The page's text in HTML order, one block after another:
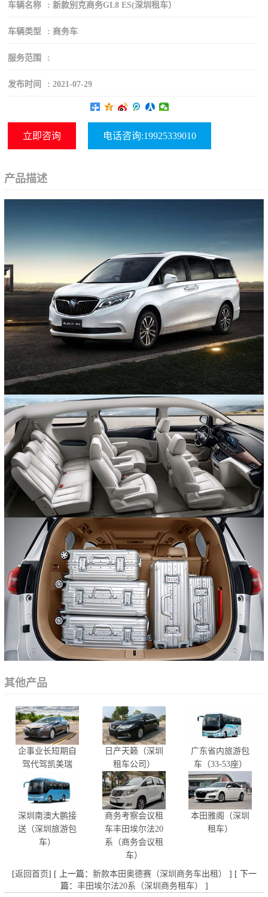
车辆名称 : 新款别克商务GL8 ES(深圳租车）
车辆类型 : 商务车
服务范围 :
发布时间 : 2021-07-29
立即咨询 电话咨询:19925339010
产品描述
其他产品
企事业长短期自
驾代驾凯美瑞
日产天籁（深圳
租车公司）
广东省内旅游包
车（33-53座）
深圳南澳大鹏接
送（深圳旅游包
车）
商务考察会议租
车丰田埃尔法20
系（商务会议租
车）
本田雅阁（深圳
租车）
[返回首页] [ 上一篇： 新款本田奥德赛（深圳商务车出租）
] [ 下一
篇： 丰田埃尔法20系（深圳商务租车） ]